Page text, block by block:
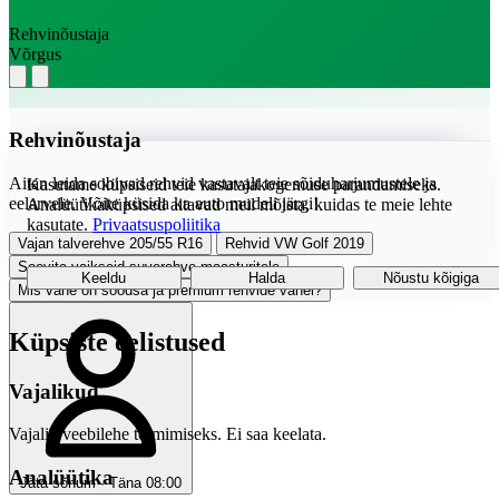
Rehvinõustaja
Võrgus
Rehvinõustaja
Aitan leida sobivad rehvid vastavalt teie sõiduharjumustele ja
eelarvele. Võite küsida ka auto mudeli järgi!
Vajan talverehve 205/55 R16
Rehvid VW Golf 2019
Soovita vaikseid suverehve maasturitele
Mis vahe on soodsa ja premium rehvide vahel?
Jäta sõnum · Täna 08:00
Kasutame küpsiseid teie kasutajakogemuse parandamiseks.
Analüütikaküpsised aitavad meil mõista, kuidas te meie lehte
kasutate. Privaatsuspoliitika
Keeldu Halda Nõustu kõigiga
Küpsiste eelistused
Vajalikud
Vajalik veebilehe toimimiseks. Ei saa keelata.
Analüütika